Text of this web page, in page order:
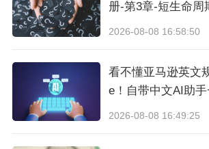
册-第3章-短生命周
2026-08-08 16:58:50
看不懂亚马逊英文
e！自带中文AI助
2026-08-08 16:49:25